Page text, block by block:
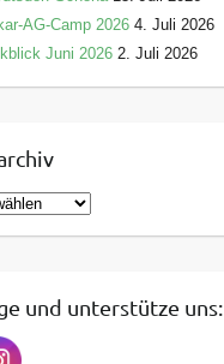
AG-Camp 2026 4. Juli 2026
Juni 2026 2. Juli 2026
und unterstütze uns: